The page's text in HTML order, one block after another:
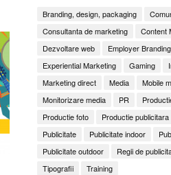
Branding, design, packaging
Consultanta de marketing
Content
Dezvoltare web
Employer Branding
Experiential Marketing
Gaming
Marketing direct
Media
Mobile
Monitorizare media
PR
Productie foto
Productie publicitara
Publicitate
Publicitate indoor
Publicitate outdoor
Regii de
Tipografii
Training